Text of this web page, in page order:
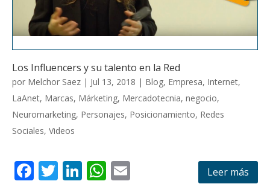
Los Influencers y su talento en la Red
por Melchor Saez | Jul 13, 2018 | Blog, Empresa, Internet,
LaAnet, Marcas, Márketing, Mercadotecnia, negocio,
Neuromarketing, Personajes, Posicionamiento, Redes
Sociales, Videos
F T Li W Leer más